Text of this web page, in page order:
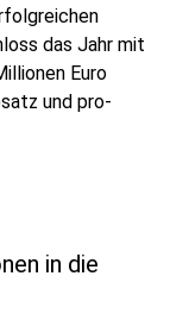
das Jahr mit
Euro
und pro-
in die